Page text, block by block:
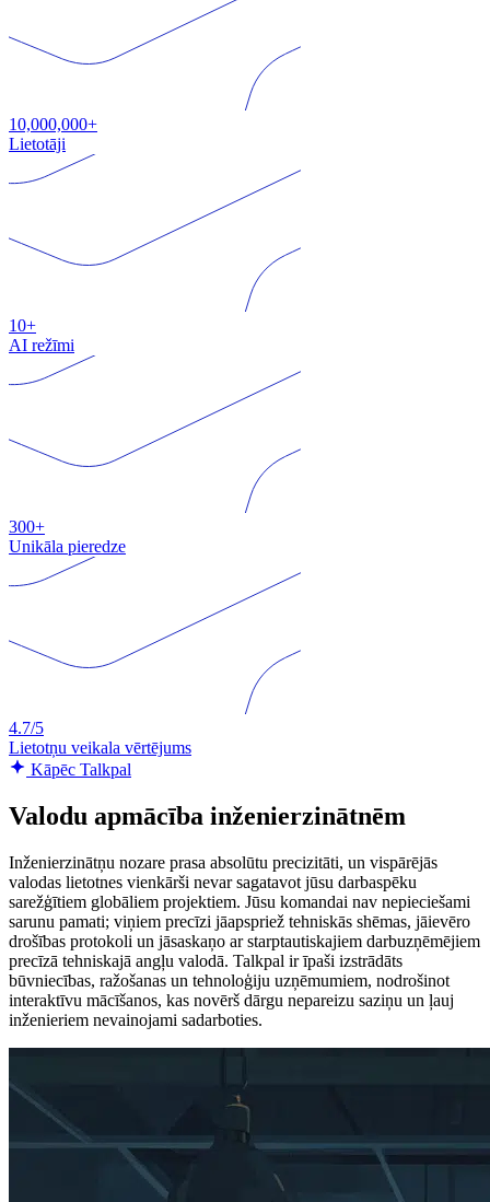
10,000,000+
Lietotāji
10+
AI režīmi
300+
Unikāla pieredze
4.7/5
Lietotņu veikala vērtējums
Kāpēc Talkpal
Valodu apmācība inženierzinātnēm
Inženierzinātņu nozare prasa absolūtu precizitāti, un vispārējās
valodas lietotnes vienkārši nevar sagatavot jūsu darbaspēku
sarežģītiem globāliem projektiem. Jūsu komandai nav nepieciešami
sarunu pamati; viņiem precīzi jāapspriež tehniskās shēmas, jāievēro
drošības protokoli un jāsaskaņo ar starptautiskajiem darbuzņēmējiem
precīzā tehniskajā angļu valodā. Talkpal ir īpaši izstrādāts
būvniecības, ražošanas un tehnoloģiju uzņēmumiem, nodrošinot
interaktīvu mācīšanos, kas novērš dārgu nepareizu saziņu un ļauj
inženieriem nevainojami sadarboties.